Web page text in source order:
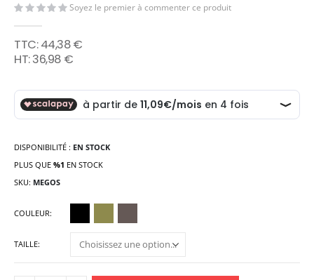
the
images
gallery
Soyez le premier à commenter ce produit
44,38 €
36,98 €
DISPONIBILITÉ : EN STOCK
PLUS QUE %1 EN STOCK
SKU MEGOS
COULEUR
TAILLE